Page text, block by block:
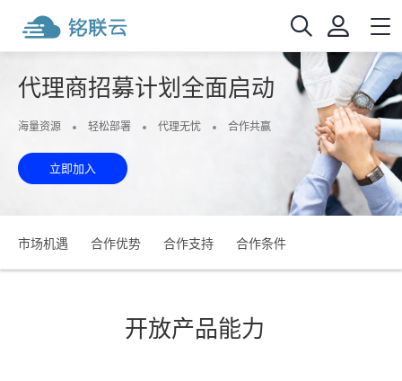
代理商招募计划全面启动
海量资源 轻松部署 代理无忧 合作共赢
立即加入
市场机遇 合作优势 合作支持 合作条件
开放产品能力